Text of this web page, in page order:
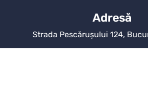
Adresă
Strada Pescărușului 124,